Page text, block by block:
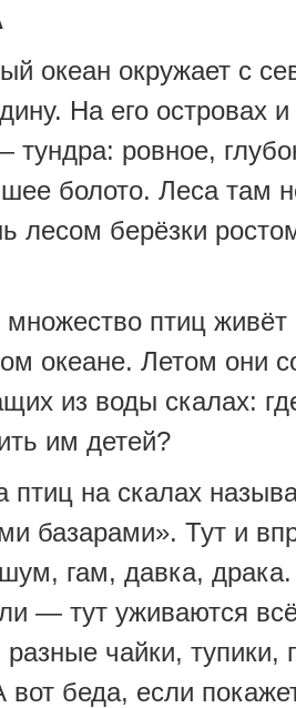
океан окружает с
На его островах
тундра: ровное,
болото. Леса там
лесом берёзки
множество птиц
океане. Летом они
из воды скалах:
им детей?
птиц на скалах
базарами». Тут и
гам, давка,
— тут уживаются
разные чайки, тупики,
вот беда, если